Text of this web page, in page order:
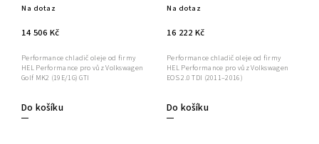
Na dotaz
14 506 Kč
Do košíku
Performance chladič oleje od firmy
HEL Performance pro vůz Volkswagen
Golf MK2 (19E/1G) GTI
Na dotaz
16 222 Kč
Do košíku
Performance chladič oleje od firmy
HEL Performance pro vůz Volkswagen
EOS 2.0 TDI (2011–2016)